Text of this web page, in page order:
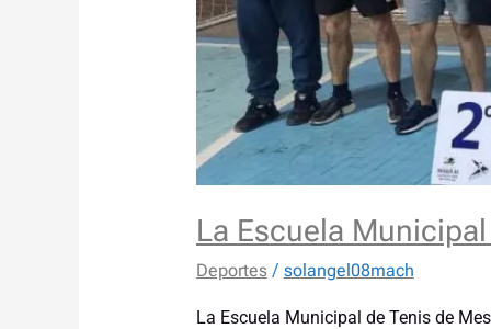
La Escuela
Deportes/ solangel08mach
La Escuela Municipal de Tenis de